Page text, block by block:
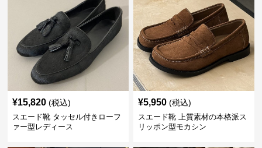
¥15,820 (税込)
スエード靴 タッセル付きローフ
ァー型レディース
¥5,950 (税込)
スエード靴 上質素材の本格派ス
リッポン型モカシン